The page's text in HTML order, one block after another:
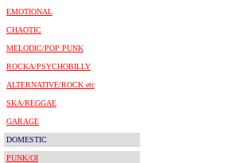
EMOTIONAL
CHAOTIC
MELODIC/POP PUNK
ROCKA/PSYCHOBILLY
ALTERNATIVE/ROCK etc
SKA/REGGAE
GARAGE
DOMESTIC
PUNK/OI